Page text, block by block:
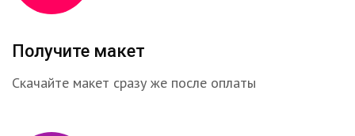
Получите макет
Скачайте макет сразу же после оплаты